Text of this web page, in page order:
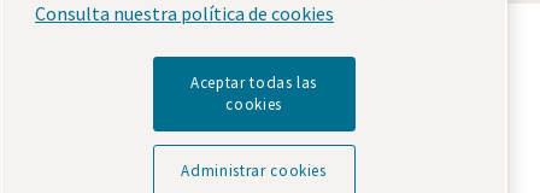
Descubre cómo Atlas Copco Group impulsa la
tecnología que transforma el futuro.
Visita la web de Atlas Copco Group
Parte de Atlas Copco Group
Consulta nuestra política de cookies
Aceptar todas las
cookies
Administrar cookies